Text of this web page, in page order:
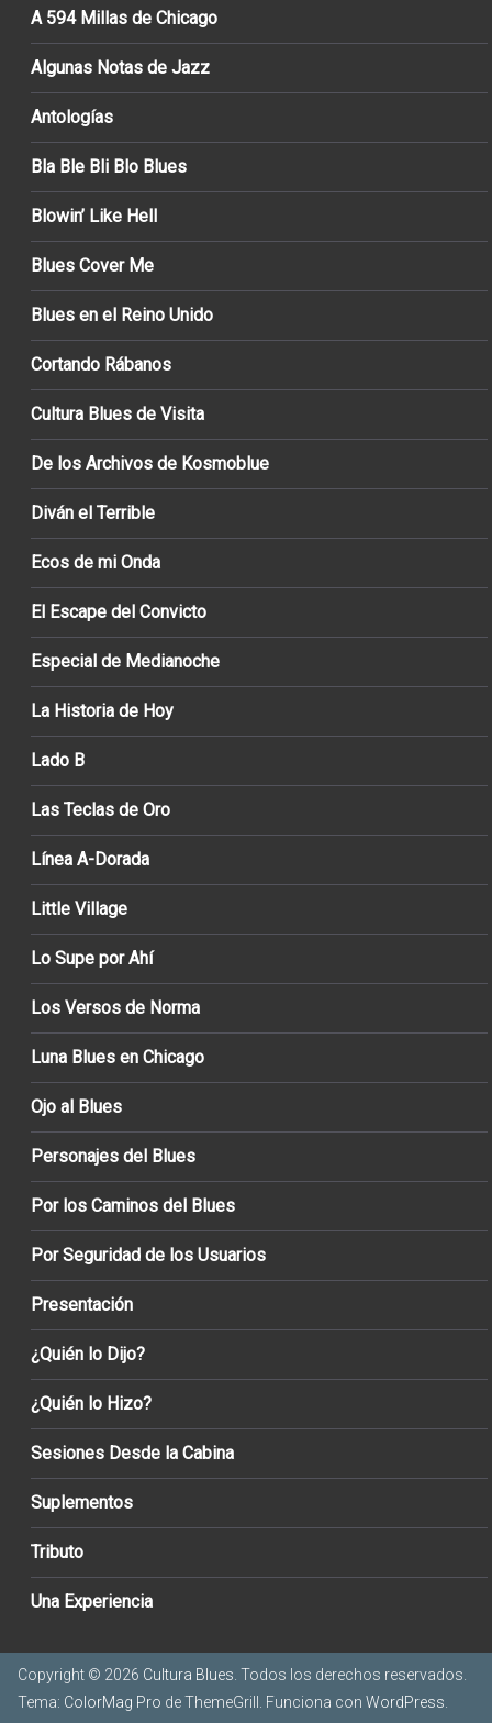
A 594 Millas de Chicago
Algunas Notas de Jazz
Antologías
Bla Ble Bli Blo Blues
Blowin’ Like Hell
Blues Cover Me
Blues en el Reino Unido
Cortando Rábanos
Cultura Blues de Visita
De los Archivos de Kosmoblue
Diván el Terrible
Ecos de mi Onda
El Escape del Convicto
Especial de Medianoche
La Historia de Hoy
Lado B
Las Teclas de Oro
Línea A-Dorada
Little Village
Lo Supe por Ahí
Los Versos de Norma
Luna Blues en Chicago
Ojo al Blues
Personajes del Blues
Por los Caminos del Blues
Por Seguridad de los Usuarios
Presentación
¿Quién lo Dijo?
¿Quién lo Hizo?
Sesiones Desde la Cabina
Suplementos
Tributo
Una Experiencia
Copyright © 2026 Cultura Blues . Todos los derechos reservados.
Tema: ColorMag Pro de ThemeGrill. Funciona con WordPress